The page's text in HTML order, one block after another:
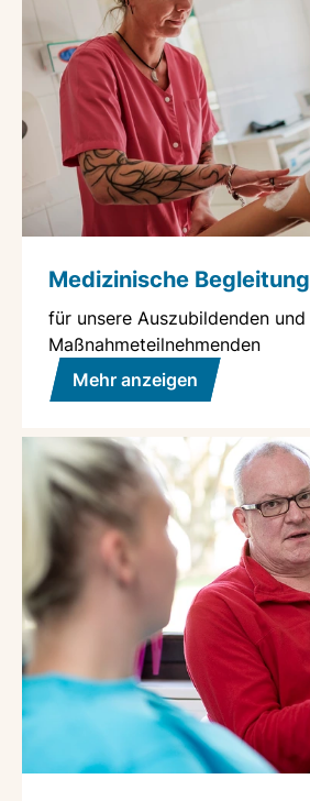
Medizinische Begleitung
für unsere Auszubildenden und
Maßnahmeteilnehmenden
Mehr anzeigen